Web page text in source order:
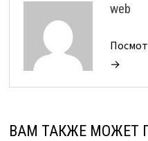
web
→
ВАМ ТАКЖЕ МОЖЕТ